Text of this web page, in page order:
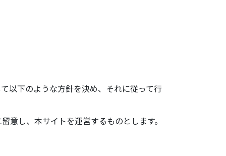
下のような方針を決め、それに従って行
し、本サイトを運営するものとします。